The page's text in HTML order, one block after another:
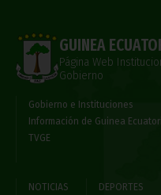
GUINEA
Página Web
Gobierno
Gobierno e Instituciones
Información de Guinea
TVGE
NOTICIAS
DEPORTES